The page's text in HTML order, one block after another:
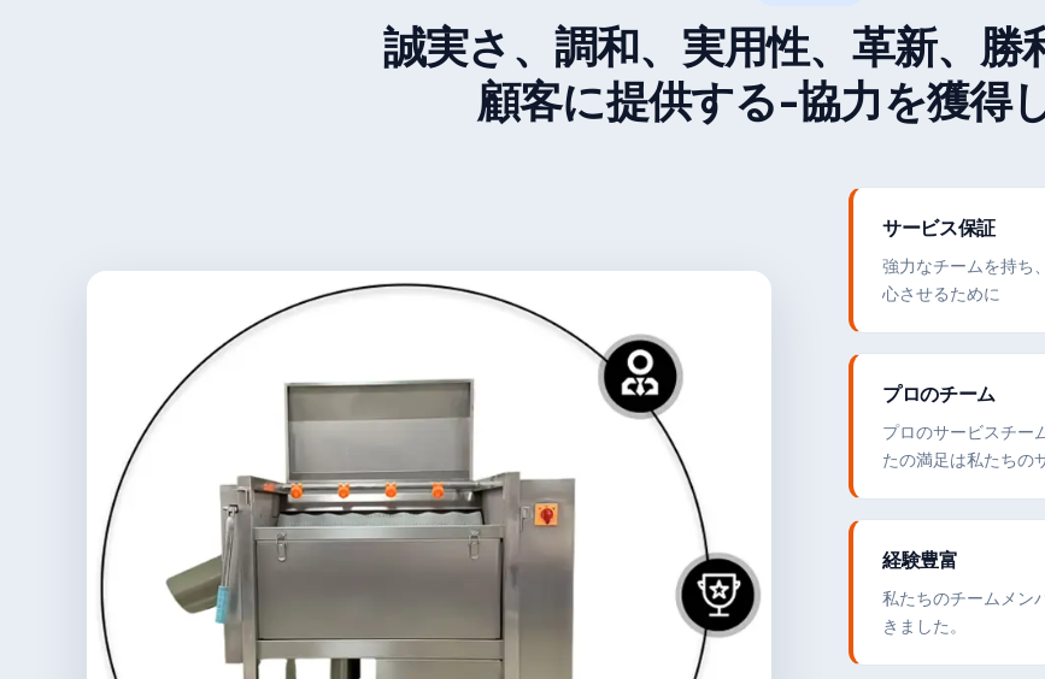
誠実さ、調和、実用性、革新、勝
顧客に提供する-協力を獲得
サービス保証
強力なチームを持ち
心させるために
プロのチーム
プロのサービスチー
たの満足は私たちの
経験豊富
私たちのチームメン
きました。